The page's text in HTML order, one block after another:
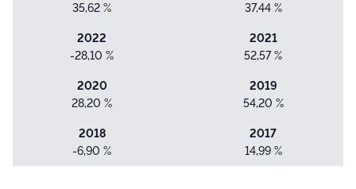
35,62 %
37,44 %
2022
-28,10 %
2021
52,57 %
2020
28,20 %
2019
54,20 %
2018
-6,90 %
2017
14,99 %